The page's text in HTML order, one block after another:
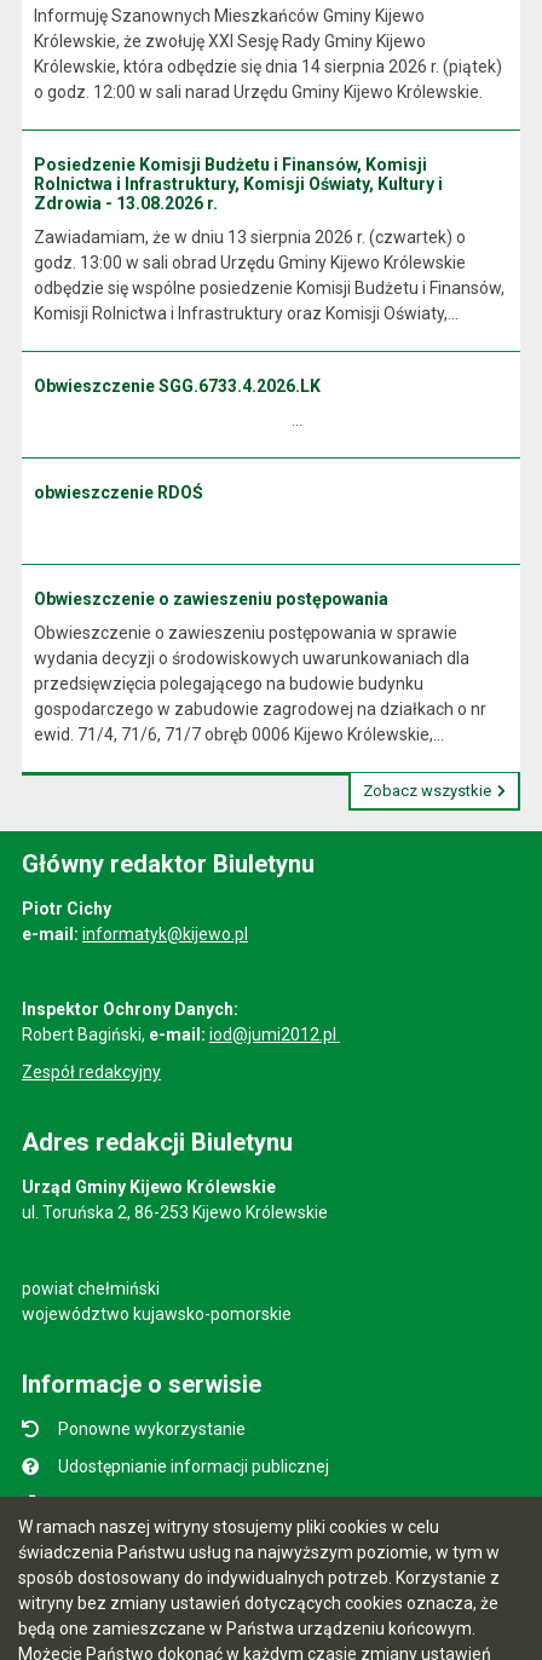
W ramach naszej witryny stosujemy pliki cookies w celu
świadczenia Państwu usług na najwyższym poziomie, w tym w
sposób dostosowany do indywidualnych potrzeb. Korzystanie z
witryny bez zmiany ustawień dotyczących cookies oznacza, że
będą one zamieszczane w Państwa urządzeniu końcowym.
Możecie Państwo dokonać w każdym czasie zmiany ustawień
Informuję Szanownych Mieszkańców Gminy Kijewo
Królewskie, że zwołuję XXI Sesję Rady Gminy Kijewo
Królewskie, która odbędzie się dnia 14 sierpnia 2026 r. (piątek)
o godz. 12:00 w sali narad Urzędu Gminy Kijewo Królewskie.
Posiedzenie Komisji Budżetu i Finansów, Komisji
Rolnictwa i Infrastruktury, Komisji Oświaty, Kultury i
Zdrowia - 13.08.2026 r.
Zawiadamiam, że w dniu 13 sierpnia 2026 r. (czwartek) o
godz. 13:00 w sali obrad Urzędu Gminy Kijewo Królewskie
odbędzie się wspólne posiedzenie Komisji Budżetu i Finansów,
Komisji Rolnictwa i Infrastruktury oraz Komisji Oświaty,...
Obwieszczenie SGG.6733.4.2026.LK
obwieszczenie RDOŚ
Obwieszczenie o zawieszeniu postępowania
Obwieszczenie o zawieszeniu postępowania w sprawie
wydania decyzji o środowiskowych uwarunkowaniach dla
przedsięwzięcia polegającego na budowie budynku
gospodarczego w zabudowie zagrodowej na działkach o nr
ewid. 71/4, 71/6, 71/7 obręb 0006 Kijewo Królewskie,...
Zobacz wszystkie
Główny redaktor Biuletynu
Piotr Cichy
e-mail: informatyk@kijewo.pl
Inspektor Ochrony Danych:
Robert Bagiński, e-mail: iod@jumi2012.pl
Zespół redakcyjny
Adres redakcji Biuletynu
Urząd Gminy Kijewo Królewskie
ul. Toruńska 2, 86-253 Kijewo Królewskie
powiat chełmiński
województwo kujawsko-pomorskie
Informacje o serwisie
Ponowne wykorzystanie
Udostępnianie informacji publicznej
Instrukcja obsługi
Statystyki oglądalności
Ostatnio dodane
Ostatnia aktualizacja BIP: 10.08.2026 11:03